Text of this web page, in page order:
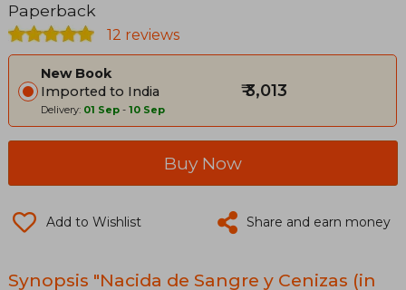
Paperback
12 reviews
New Book
Imported to India
Delivery: 01 Sep - 10 Sep
₹ 3,013
Buy Now
Add to Wishlist Share and earn money
Synopsis "Nacida de Sangre y Cenizas (in